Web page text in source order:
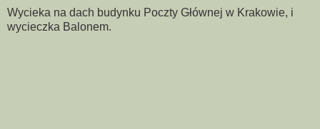
Wycieka na dach budynku Poczty Głównej w Krakowie, i
wycieczka Balonem.